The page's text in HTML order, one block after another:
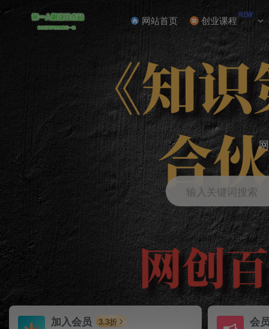
网站首页 创业课程NEW
输入关键词搜索
加入会员 3.3折 会